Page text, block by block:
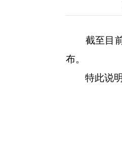
截至目前
布。
特此说明